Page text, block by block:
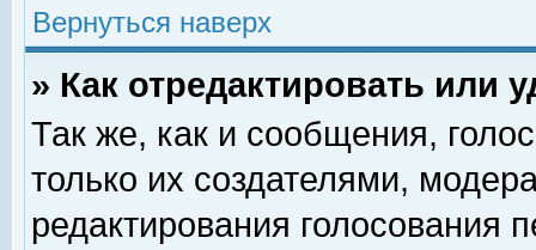
Вернуться наверх
» Как отредактировать или
Так же, как и сообщения,
только их создателями,
редактирования голосования